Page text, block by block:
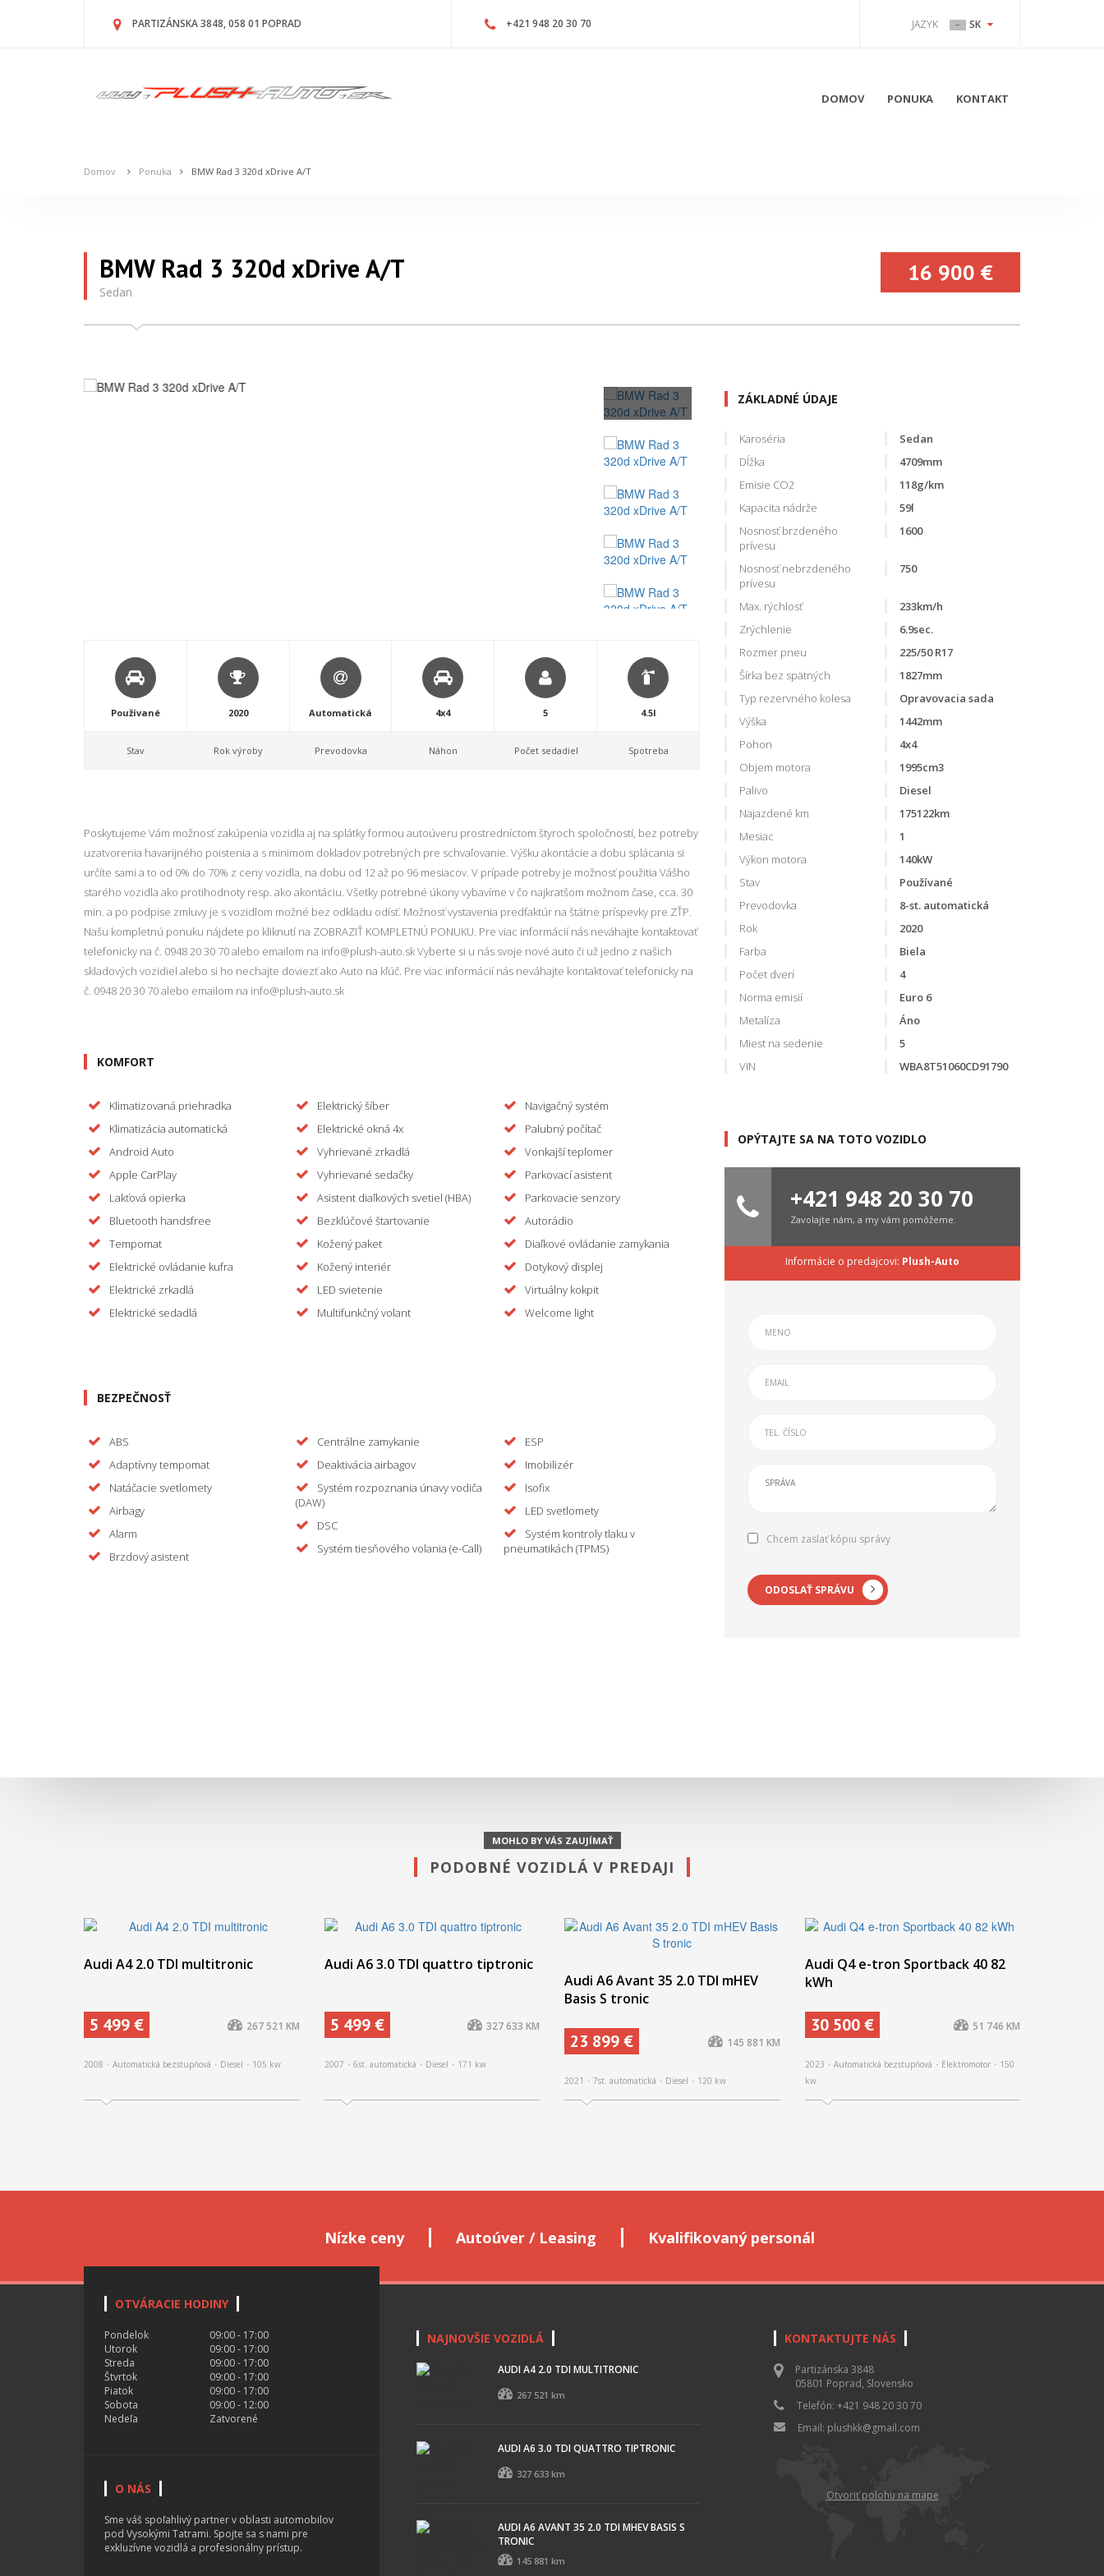
PARTIZÁNSKA 3848, 058 01 POPRAD +421 948 20 30 70 JAZYK SK
DOMOV PONUKA KONTAKT
Domov Ponuka BMW Rad 3 320d xDrive A/T
BMW Rad 3 320d xDrive A/T
Sedan
16 900 €
Používané
Stav
2020
Rok výroby
Automatická
Prevodovka
4x4
Náhon
5
Počet sedadiel
4.5l
Spotreba
Poskytujeme Vám možnosť zakúpenia vozidla aj na splátky formou autoúveru prostredníctom štyroch spoločností, bez potreby
uzatvorenia havarijného poistenia a s minimom dokladov potrebných pre schvaľovanie. Výšku akontácie a dobu splácania si
určíte sami a to od 0% do 70% z ceny vozidla, na dobu od 12 až po 96 mesiacov. V prípade potreby je možnosť použitia Vášho
starého vozidla ako protihodnoty resp. ako akontáciu. Všetky potrebné úkony vybavíme v čo najkratšom možnom čase, cca. 30
min. a po podpise zmluvy je s vozidlom možné bez odkladu odísť. Možnosť vystavenia predfaktúr na štátne príspevky pre ZŤP.
Našu kompletnú ponuku nájdete po kliknutí na ZOBRAZIŤ KOMPLETNÚ PONUKU. Pre viac informácií nás neváhajte kontaktovať
telefonicky na č. 0948 20 30 70 alebo emailom na info@plush-auto.sk Vyberte si u nás svoje nové auto či už jedno z našich
skladových vozidiel alebo si ho nechajte doviezť ako Auto na kľúč. Pre viac informácií nás neváhajte kontaktovať telefonicky na
č. 0948 20 30 70 alebo emailom na info@plush-auto.sk
KOMFORT
Klimatizovaná priehradka
Klimatizácia automatická
Android Auto
Apple CarPlay
Lakťová opierka
Bluetooth handsfree
Tempomat
Elektrické ovládanie kufra
Elektrické zrkadlá
Elektrické sedadlá
Elektrický šíber
Elektrické okná 4x
Vyhrievané zrkadlá
Vyhrievané sedačky
Asistent diaľkových svetiel (HBA)
Bezkľúčové štartovanie
Kožený paket
Kožený interiér
LED svietenie
Multifunkčný volant
Navigačný systém
Palubný počítač
Vonkajší teplomer
Parkovací asistent
Parkovacie senzory
Autorádio
Diaľkové ovládanie zamykania
Dotykový displej
Virtuálny kokpit
Welcome light
BEZPEČNOSŤ
ABS
Adaptívny tempomat
Natáčacie svetlomety
Airbagy
Alarm
Brzdový asistent
Centrálne zamykanie
Deaktivácia airbagov
Systém rozpoznania únavy vodiča
(DAW)
DSC
Systém tiesňového volania (e-Call)
ESP
Imobilizér
Isofix
LED svetlomety
Systém kontroly tlaku v
pneumatikách (TPMS)
ZÁKLADNÉ ÚDAJE
Karoséria
Sedan
Dĺžka
4709mm
Emisie CO2
118g/km
Kapacita nádrže
59l
Nosnosť brzdeného
prívesu
1600
Nosnosť nebrzdeného
prívesu
750
Max. rýchlosť
233km/h
Zrýchlenie
6.9sec.
Rozmer pneu
225/50 R17
Šírka bez spätných
1827mm
Typ rezervného kolesa
Opravovacia sada
Výška
1442mm
Pohon
4x4
Objem motora
1995cm3
Palivo
Diesel
Najazdené km
175122km
Mesiac
1
Výkon motora
140kW
Stav
Používané
Prevodovka
8-st. automatická
Rok
2020
Farba
Biela
Počet dverí
4
Norma emisií
Euro 6
Metalíza
Áno
Miest na sedenie
5
VIN
WBA8T51060CD91790
OPÝTAJTE SA NA TOTO VOZIDLO
+421 948 20 30 70
Zavolajte nám, a my vám pomôžeme.
Informácie o predajcovi: Plush-Auto
Chcem zaslať kópiu správy
ODOSLAŤ SPRÁVU
MOHLO BY VÁS ZAUJÍMAŤ
PODOBNÉ VOZIDLÁ V PREDAJI
Audi A4 2.0 TDI multitronic
5 499 € 267 521 KM
2008 Automatická bezstupňová Diesel 105 kw
Audi A6 3.0 TDI quattro tiptronic
5 499 € 327 633 KM
2007 6st. automatická Diesel 171 kw
Audi A6 Avant 35 2.0 TDI mHEV
Basis S tronic
23 899 € 145 881 KM
2021 7st. automatická Diesel 120 kw
Audi Q4 e-tron Sportback 40 82
kWh
30 500 € 51 746 KM
2023 Automatická bezstupňová Elektromotor
150
kw
Nízke ceny Autoúver / Leasing Kvalifikovaný personál
OTVÁRACIE HODINY
Pondelok
09:00 - 17:00
Utorok
09:00 - 17:00
Streda
09:00 - 17:00
Štvrtok
09:00 - 17:00
Piatok
09:00 - 17:00
Sobota
09:00 - 12:00
Nedeľa
Zatvorené
O NÁS
Sme váš spoľahlivý partner v oblasti automobilov
pod Vysokými Tatrami. Spojte sa s nami pre
exkluzívne vozidlá a profesionálny prístup.
NAJNOVŠIE VOZIDLÁ
AUDI A4 2.0 TDI MULTITRONIC
267 521 km
AUDI A6 3.0 TDI QUATTRO TIPTRONIC
327 633 km
AUDI A6 AVANT 35 2.0 TDI MHEV BASIS S
TRONIC
145 881 km
KONTAKTUJTE NÁS
Partizánska 3848
05801 Poprad, Slovensko
Telefón: +421 948 20 30 70
Email: plushkk@gmail.com
Otvoriť polohu na mape